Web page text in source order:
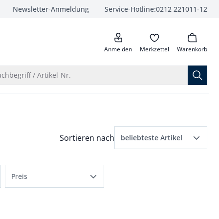
Newsletter-Anmeldung Service-Hotline:0212 221011-12
anrufen
Anmelden Merkzettel Warenkorb
/ Artikel-Nr.
Menü Sortierung: beliebteste Artikel
Sortieren nach beliebteste Artikel
Preis